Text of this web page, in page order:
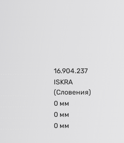
16.904.237
ISKRA
(Словения)
0 мм
0 мм
0 мм